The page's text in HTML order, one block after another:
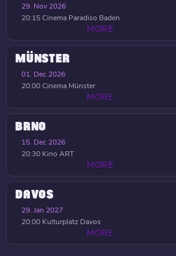
29. Nov 2026
20:15Cinema Paradiso Baden
MORE
MÜNSTER
01. Dec 2026
20:00Cinema Münster
MORE
BRNO
15. Dec 2026
20:30 Kino ART
MORE
DAVOS
29. Jan 2027
20:00 Kulturplatz Davos
MORE